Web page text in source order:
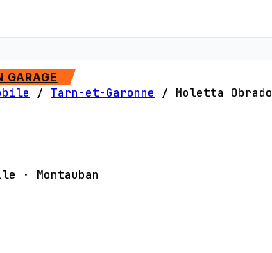
GARAGE
/ Tarn-et-Garonne / Moletta Obrado
· Montauban